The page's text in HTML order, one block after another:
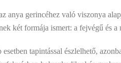
anya gerincéhez való viszonya
két formája ismert: a fejvégű és
esetben tapintással észlelhető,